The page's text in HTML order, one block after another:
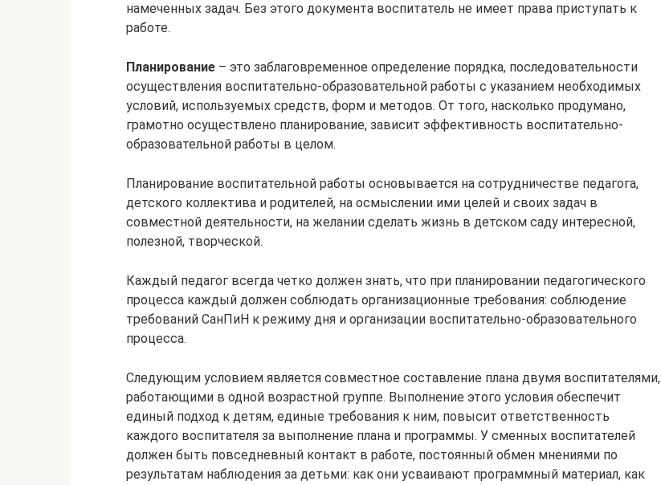
намеченных задач. Без этого документа воспитатель не имеет права приступать к
работе.
Планирование – это заблаговременное определение порядка, последовательности
осуществления воспитательно-образовательной работы с указанием необходимых
условий, используемых средств, форм и методов. От того, насколько продумано,
грамотно осуществлено планирование, зависит эффективность воспитательно-
образовательной работы в целом.
Планирование воспитательной работы основывается на сотрудничестве педагога,
детского коллектива и родителей, на осмыслении ими целей и своих задач в
совместной деятельности, на желании сделать жизнь в детском саду интересной,
полезной, творческой.
Каждый педагог всегда четко должен знать, что при планировании педагогического
процесса каждый должен соблюдать организационные требования: соблюдение
требований СанПиН к режиму дня и организации воспитательно-образовательного
процесса.
Следующим условием является совместное составление плана двумя воспитателями,
работающими в одной возрастной группе. Выполнение этого условия обеспечит
единый подход к детям, единые требования к ним, повысит ответственность
каждого воспитателя за выполнение плана и программы. У сменных воспитателей
должен быть повседневный контакт в работе, постоянный обмен мнениями по
результатам наблюдения за детьми: как они усваивают программный материал, как